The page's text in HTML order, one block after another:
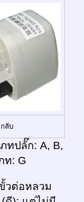
กลับ
ทปลั๊ก: A, B,
ท: G
วต่อหลวม